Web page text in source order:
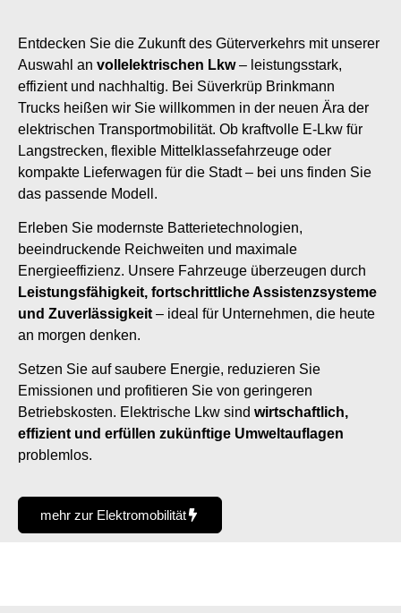
Entdecken Sie die Zukunft des Güterverkehrs mit unserer
Auswahl an vollelektrischen Lkw– leistungsstark,
effizient und nachhaltig. Bei Süverkrüp Brinkmann
Trucks heißen wir Sie willkommen in der neuen Ära der
elektrischen Transportmobilität. Ob kraftvolle E-Lkw für
Langstrecken, flexible Mittelklassefahrzeuge oder
kompakte Lieferwagen für die Stadt – bei uns finden Sie
das passende Modell.
Erleben Sie modernste Batterietechnologien,
beeindruckende Reichweiten und maximale
Energieeffizienz. Unsere Fahrzeuge überzeugen durch
Leistungsfähigkeit, fortschrittliche Assistenzsysteme
und Zuverlässigkeit – ideal für Unternehmen, die heute
an morgen denken.
Setzen Sie auf saubere Energie, reduzieren Sie
Emissionen und profitieren Sie von geringeren
Betriebskosten. Elektrische Lkw sind wirtschaftlich,
effizient und erfüllen zukünftige Umweltauflagen
problemlos.
mehr zur Elektromobilität